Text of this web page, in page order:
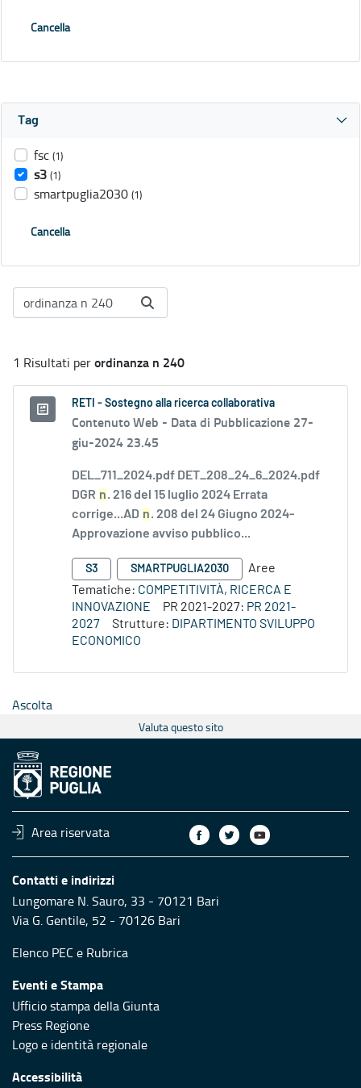
Cancella
Tag
fsc (1)
s3 (1)
smartpuglia2030 (1)
Cancella
1 Risultati perordinanza n 240
RETI - Sostegno alla ricerca collaborativa
Contenuto Web - Data di Pubblicazione 27-
giu-2024 23.45
DEL_711_2024.pdf DET_208_24_6_2024.pdf
DGR n. 216 del 15 luglio 2024 Errata
corrige...AD n. 208 del 24 Giugno 2024-
Approvazione avviso pubblico...
S3 SMARTPUGLIA2030
Aree
Tematiche: COMPETITIVITÀ, RICERCA E
INNOVAZIONE
PR 2021-2027: PR 2021-
2027
Strutture: DIPARTIMENTO SVILUPPO
ECONOMICO
Ascolta
Valuta questo sito
Area riservata
Contatti e indirizzi
Lungomare N. Sauro, 33 - 70121 Bari
Via G. Gentile, 52 - 70126 Bari
Elenco PEC e Rubrica
Eventi e Stampa
Ufficio stampa della Giunta
Press Regione
Logo e identità regionale
Accessibilità